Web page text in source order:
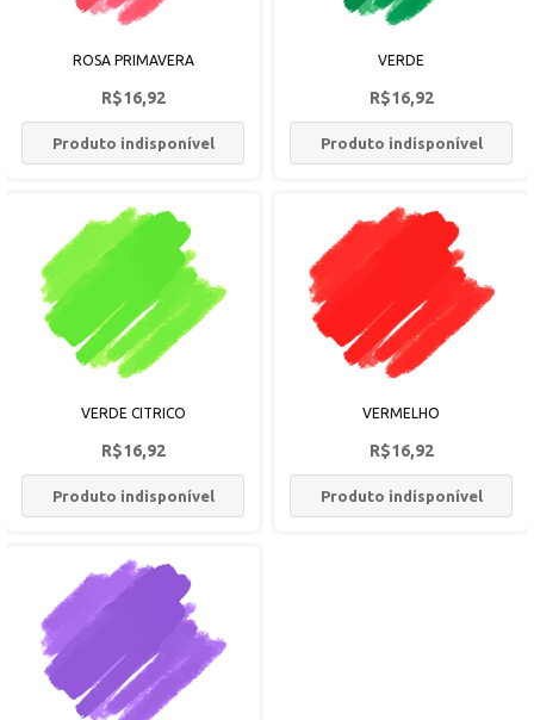
ROSA PRIMAVERA
R$16,92
Produto indisponível
VERDE
R$16,92
Produto indisponível
VERDE CITRICO
R$16,92
Produto indisponível
VERMELHO
R$16,92
Produto indisponível